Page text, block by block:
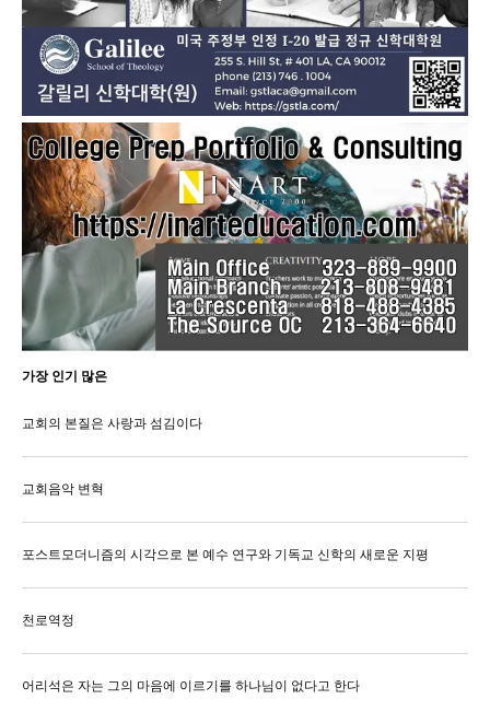
가장 인기 많은
교회의 본질은 사랑과 섬김이다
교회음악 변혁
포스트모더니즘의 시각으로 본 예수 연구와 기독교 신학의 새로운 지평
천로역정
어리석은 자는 그의 마음에 이르기를 하나님이 없다고 한다